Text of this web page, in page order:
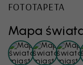
Mapa
FOTOTAPETA